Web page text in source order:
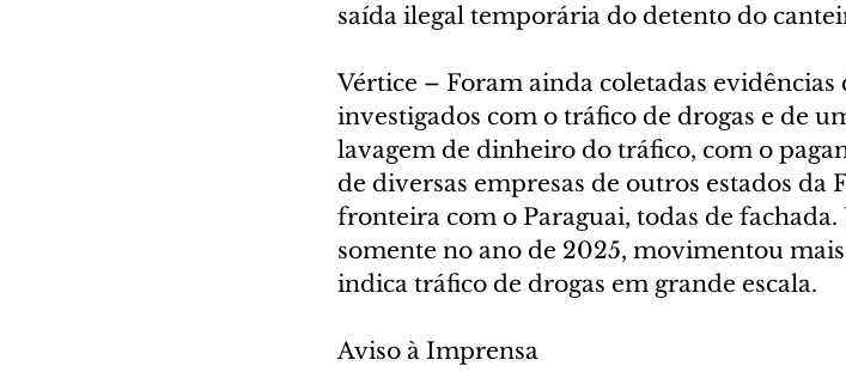
saída ilegal temporária do detento do
Vértice – Foram ainda coletadas
investigados com o tráfico de drogas e de
lavagem de dinheiro do tráfico, com o
de diversas empresas de outros estados da
fronteira com o Paraguai, todas de
somente no ano de 2025, movimentou
indica tráfico de drogas em grande escala.
Aviso à Imprensa